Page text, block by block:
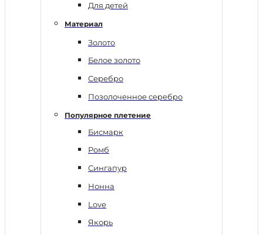
Для детей
Материал
Золото
Белое золото
Серебро
Позолоченное серебро
Популярное плетение
Бисмарк
Ромб
Сингапур
Нонна
Love
Якорь